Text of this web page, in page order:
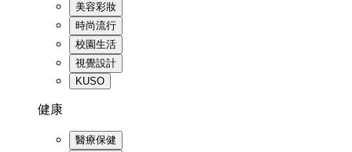
美容彩妝
時尚流行
校園生活
視覺設計
KUSO
健康
醫療保健